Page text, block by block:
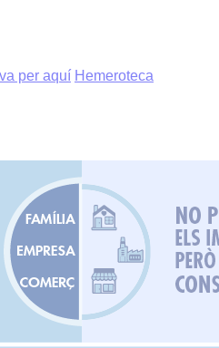
per aquí Hemeroteca